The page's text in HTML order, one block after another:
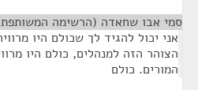
סמי אבו שחאדה (הרשימה
אני יכול להגיד לך שכולם היו
הצוהר הזה למנהלים, כולם היו
המורים. כולם